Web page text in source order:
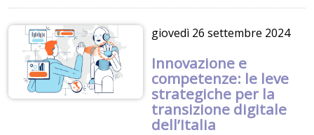
giovedì 26 settembre 2024
Innovazione e
competenze: le leve
strategiche per la
transizione digitale
dell’Italia